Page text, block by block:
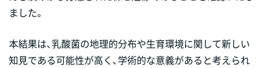
ました。
本結果は、乳酸菌の地理的分布や生育環境に関して新しい
知見である可能性が高く、学術的な意義があると考えられ